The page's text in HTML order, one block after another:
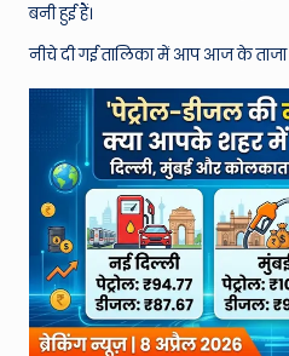
बनी हुई हैं।
नीचे दी गई तालिका में आप आज के